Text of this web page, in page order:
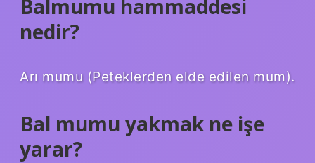
Balmumu hammaddesi
nedir?
Arı mumu (Peteklerden elde edilen mum).
Bal mumu yakmak ne işe
yarar?